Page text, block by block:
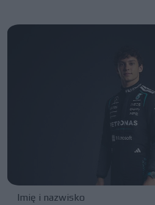
Imię i nazwisko